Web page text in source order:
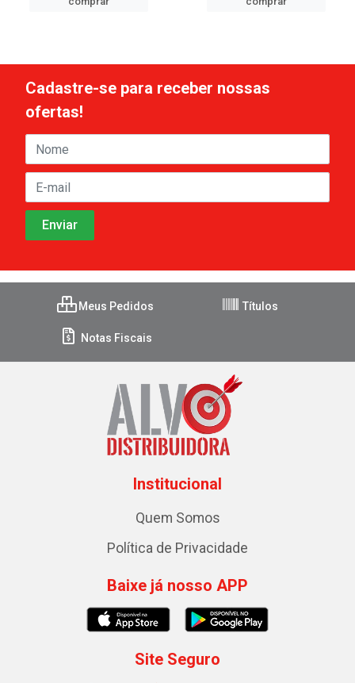
Cadastre-se para receber nossas
ofertas!
Meus Pedidos Títulos
Notas Fiscais
Institucional
Quem Somos
Política de Privacidade
Baixe já nosso APP
Site Seguro